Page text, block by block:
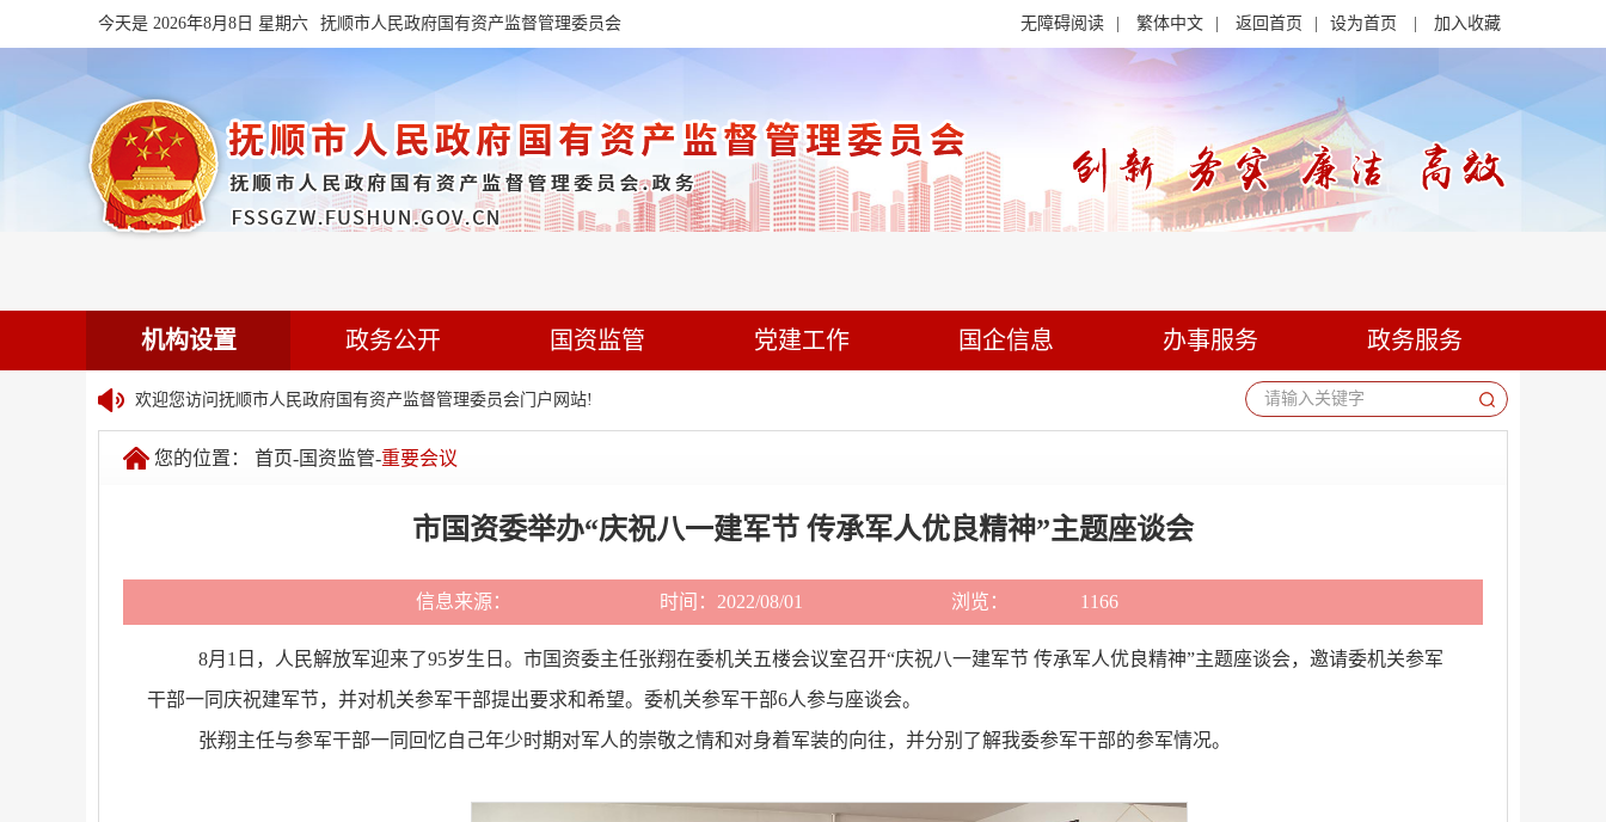
今天是 2026年8月8日 星期六 抚顺市人民政府国有资产监督管理委员会 无障碍阅读 繁体中文 返回首页 设为首页 加入收藏
机构设置 政务公开 国资监管 党建工作 国企信息 办事服务 政务服务
欢迎您访问抚顺市人民政府国有资产监督管理委员会门户网站! 请输入关键字
您的位置： 首页-国资监管-重要会议
市国资委举办“庆祝八一建军节 传承军人优良精神”主题座谈会
信息来源： 时间：2022/08/01 浏览： 1166
8月1日，人民解放军迎来了95岁生日。市国资委主任张翔在委机关五楼会议室召开“庆祝八一建军节 传承军人优良精神”主题座谈会，邀请委机关参军
干部一同庆祝建军节，并对机关参军干部提出要求和希望。委机关参军干部6人参与座谈会。
张翔主任与参军干部一同回忆自己年少时期对军人的崇敬之情和对身着军装的向往，并分别了解我委参军干部的参军情况。